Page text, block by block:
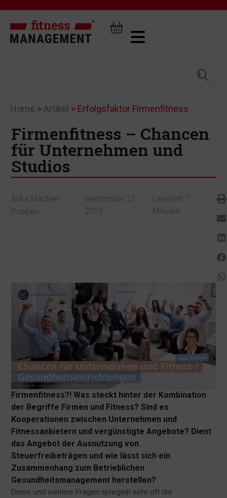
Home > Artikel > Erfolgsfaktor Firmenfitness
Firmenfitness – Chancen
für Unternehmen und
Studios
Anke Mächler-
Poppen
September 21,
2019
Lesezeit: 7
Minuten
Firmenfitness?! Was steckt hinter der Kombination
der Begriffe Firmen und Fitness? Sind es
Kooperationen zwischen Unternehmen und
Fitnessanbietern und vergünstigte Angebote? Dient
das Angebot der Ausnutzung von
Steuerfreibeträgen und wie lässt sich ein
Zusammenhang zum Betrieblichen
Gesundheitsmanagement herstellen?
Diese und weitere Fragen spiegeln sehr oft die